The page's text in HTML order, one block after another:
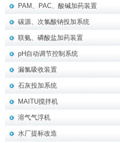
PAM、PAC、酸碱加药装置
碳源、次氯酸钠投加系统
联氨、磷酸盐加药装置
pH自动调节控制系统
漏氯吸收装置
石灰投加系统
MAITU搅拌机
溶气气浮机
水厂提标改造